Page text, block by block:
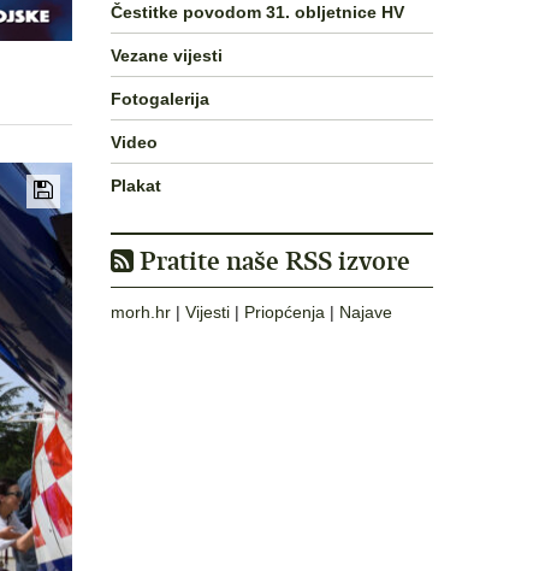
Čestitke povodom 31. obljetnice HV
Vezane vijesti
Fotogalerija
Video
Plakat
Pratite naše RSS izvore
morh.hr | Vijesti | Priopćenja | Najave